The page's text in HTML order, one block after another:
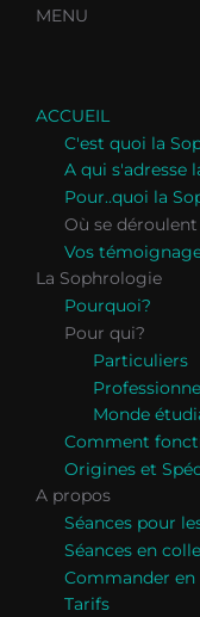
MENU
ACCUEIL
C'est quoi la
A qui s'adresse
Pour..quoi la
Où se déroulent
Vos
La Sophrologie
Pourquoi?
Pour qui?
Particuliers
Monde
Comment
Origines et
A propos
Séances pour
Séances en
Commander
Tarifs